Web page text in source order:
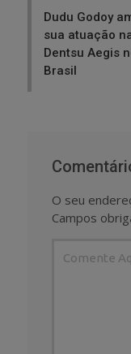
Dudu Godoy
sua atuação
Dentsu Aegis
Brasil
O seu
Campos